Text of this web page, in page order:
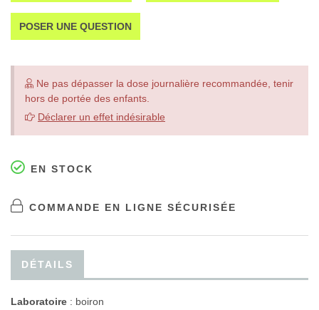
POSER UNE QUESTION
Ne pas dépasser la dose journalière recommandée, tenir
hors de portée des enfants.
Déclarer un effet indésirable
EN STOCK
COMMANDE EN LIGNE SÉCURISÉE
DÉTAILS
Laboratoire : boiron